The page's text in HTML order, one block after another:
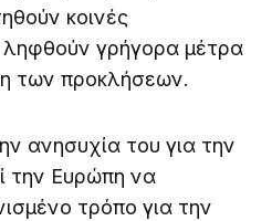
κοινές
ληφθούν γρήγορα μέτρα
των προκλήσεων.
ανησυχία του για την
την Ευρώπη να
τρόπο για την